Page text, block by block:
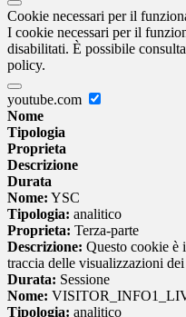
Cookie necessari per il
I cookie necessari per il
disabilitati. È possibile
policy.
youtube.com
Nome
Tipologia
Proprieta
Descrizione
Durata
Nome: YSC
Tipologia: analitico
Proprieta: Terza-parte
Descrizione: Questo cookie è
traccia delle visualizzazioni
Durata: Sessione
Nome:
Tipologia: analitico